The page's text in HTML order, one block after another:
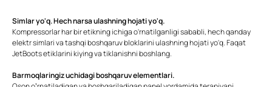
Simlar yo'q. Hech narsa ulashning hojati yo'q.
Kompressorlar har bir etikning ichiga o'rnatilganligi sababli, hech qanday
elektr simlari va tashqi boshqaruv bloklarini ulashning hojati yo'q. Faqat
JetBoots etiklarini kiying va tiklanishni boshlang.
Barmoqlaringiz uchidagi boshqaruv elementlari.